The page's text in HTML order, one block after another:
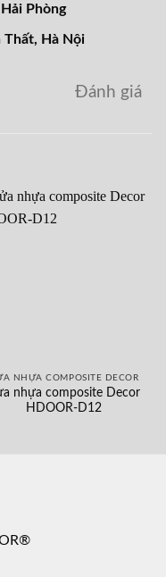
Phòng
Thất, Hà Nội
Đánh giá
NHỰA COMPOSITE DECOR
nhựa composite Decor
HDOOR-D12